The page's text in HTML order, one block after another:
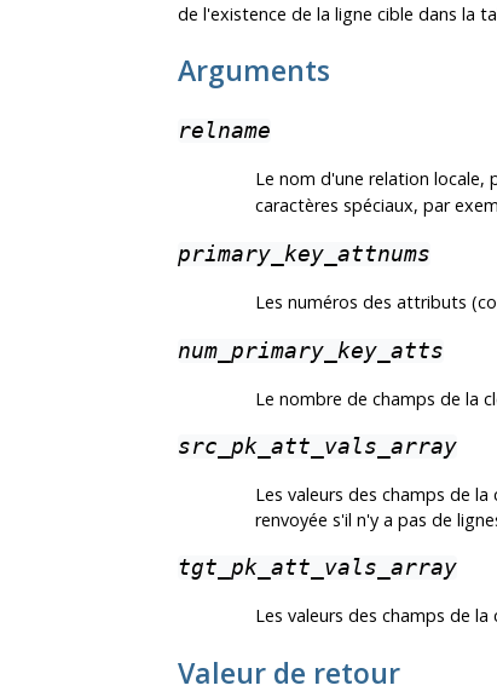
de l'existence de la ligne cible dans la
Arguments
relname
Le nom d'une relation locale,
caractères spéciaux, par
primary_key_attnums
Les numéros des attributs
num_primary_key_atts
Le nombre de champs de la
src_pk_att_vals_array
Les valeurs des champs de
renvoyée s'il n'y a pas de
tgt_pk_att_vals_array
Les valeurs des champs de
Valeur de retour